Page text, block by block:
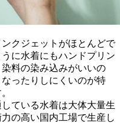
クジェットがほとんどで
に水着にもハンドプリン
料の染み込みがいいの
ったりしにくいのが特
ている水着は大体大量生
の高い国内工場で生産し